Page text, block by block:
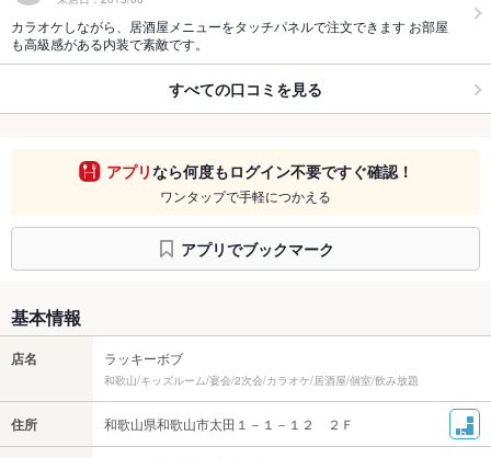
カラオケしながら、居酒屋メニューをタッチパネルで注文できます お部屋
も高級感がある内装で素敵です。
すべての口コミを見る
アプリなら何度もログイン不要ですぐ確認！
ワンタップで手軽につかえる
アプリでブックマーク
基本情報
店名 ラッキーボブ
和歌山/キッズルーム/宴会/2次会/カラオケ/居酒屋/個室/飲み放題
住所 和歌山県和歌山市太田１－１－１２ ２Ｆ